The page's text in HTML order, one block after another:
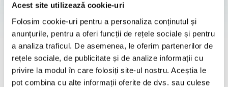
Acest site utilizează cookie-uri
Folosim cookie-uri pentru a personaliza conținutul și
anunțurile, pentru a oferi funcții de rețele sociale și pentru
a analiza traficul. De asemenea, le oferim partenerilor de
rețele sociale, de publicitate și de analize informații cu
privire la modul în care folosiți site-ul nostru. Aceștia le
pot combina cu alte informații oferite de dvs. sau culese
Multiple recompense pentru
inovație și impact real
Atât tehnologia unică dezvoltată de Elicit Plant, cât și
rezultatele dovedite pe teren au fost recunoscute prin
distincții la nivel internațional pentru contribuția la creșterea
rezistenței culturilor și inovarea în agricultură.